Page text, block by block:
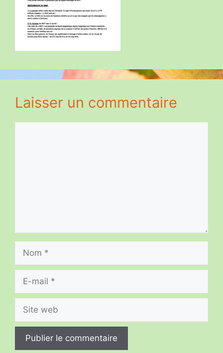
Laisser un commentaire
mail
web